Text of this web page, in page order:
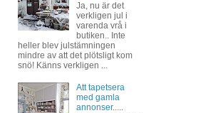
Ja, nu är det
verkligen jul i
varenda vrå i
butiken.. Inte
heller blev julstämningen
mindre av att det plötsligt kom
snö! Känns verkligen ...
Att tapetsera
med gamla
annonser.....